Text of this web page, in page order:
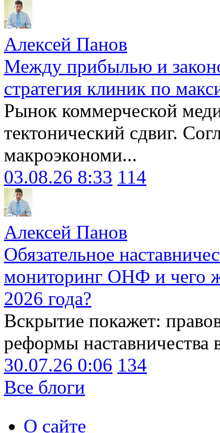
Алексей Панов
Между прибылью и
стратегия клиник по
Рынок коммерческой
тектонический сдвиг.
макроэкономи...
03.08.26 8:33 114
Алексей Панов
Обязательное
мониторинг ОНФ и чего
2026 года?
Вскрытие покажет:
реформы наставничества
30.07.26 0:06 134
Все блоги
О сайте